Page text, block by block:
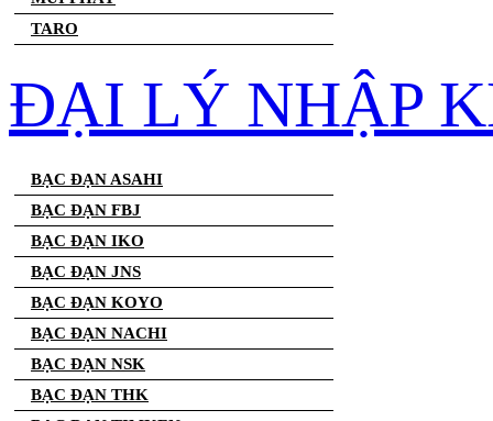
TARO
ĐẠI LÝ NHẬP
BẠC ĐẠN ASAHI
BẠC ĐẠN FBJ
BẠC ĐẠN IKO
BẠC ĐẠN JNS
BẠC ĐẠN KOYO
BẠC ĐẠN NACHI
BẠC ĐẠN NSK
BẠC ĐẠN THK